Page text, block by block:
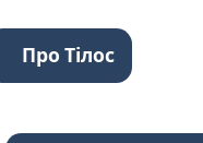
Про Тілос